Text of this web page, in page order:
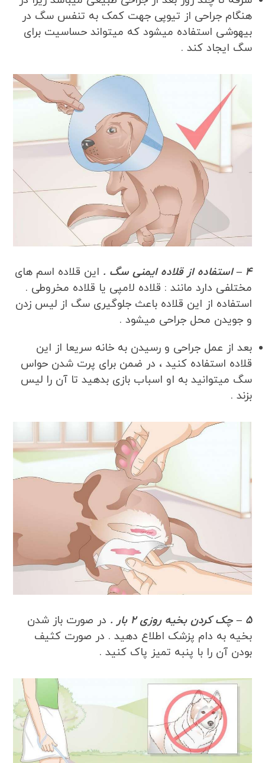
هنگام جراحی از تیوپی جهت کمک به تنفس سگ در
بیهوشی استفاده میشود که میتواند حساسیت برای
سگ ایجاد کند .
4 – استفاده از قلاده ایمنی سگ .
این قلاده اسم های
مختلفی دارد مانند : قلاده لامپی یا قلاده مخروطی .
استفاده از این قلاده باعث جلوگیری سگ از لیس زدن
و جویدن محل جراحی میشود .
بعد از عمل جراحی و رسیدن به خانه سریعا از این
قلاده استفاده کنید ، در ضمن برای پرت شدن حواس
سگ میتوانید به او اسباب بازی بدهید تا آن را لیس
بزند .
5 – چک کردن بخیه روزی 2 بار .
در صورت باز شدن
بخیه به دام پزشک اطلاع دهید . در صورت کثیف
بودن آن را با پنبه تمیز پاک کنید .